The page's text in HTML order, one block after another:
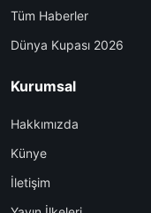
Tüm Haberler
Dünya Kupası 2026
Kurumsal
Hakkımızda
Künye
İletişim